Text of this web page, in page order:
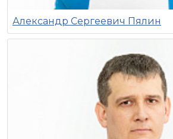
Александр Сергеевич Пялин